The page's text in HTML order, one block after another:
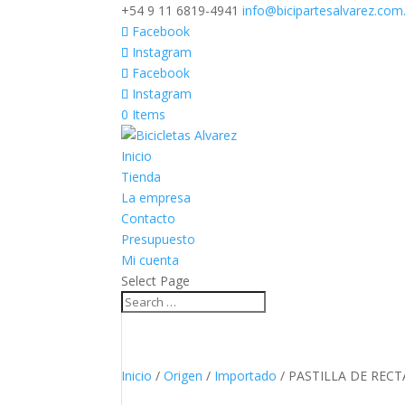
+54 9 11 6819-4941
Facebook
Instagram
Facebook
Instagram
0 Items
Inicio
Tienda
La empresa
Contacto
Presupuesto
Mi cuenta
Select Page
Inicio /Origen / Importado / PASTILLA DE